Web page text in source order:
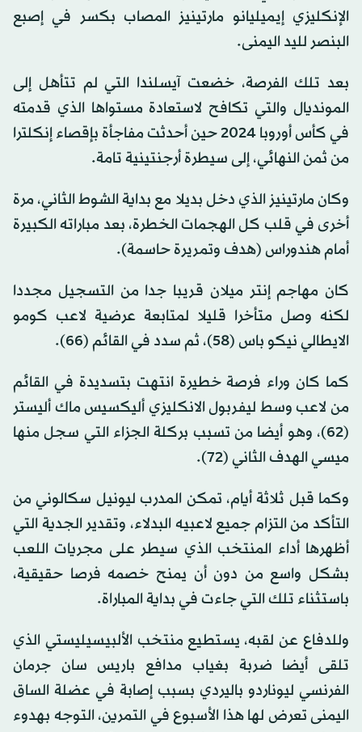
الإنكليزي إيميليانو مارتينيز المصاب بكسر في إصبع
البنصر لليد اليمنى.
بعد تلك الفرصة، خضعت آيسلندا التي لم تتأهل إلى
المونديال والتي تكافح لاستعادة مستواها الذي قدمته
في كأس أوروبا 2024 حين أحدثت مفاجأة بإقصاء إنكلترا
من ثمن النهائي، إلى سيطرة أرجنتينية تامة.
وكان مارتينيز الذي دخل بديلا مع بداية الشوط الثاني، مرة
أخرى في قلب كل الهجمات الخطرة، بعد مباراته الكبيرة
أمام هندوراس (هدف وتمريرة حاسمة).
كان مهاجم إنتر ميلان قريبا جدا من التسجيل مجددا
لكنه وصل متأخرا قليلا لمتابعة عرضية لاعب كومو
الايطالي نيكو باس (58)، ثم سدد في القائم (66).
كما كان وراء فرصة خطيرة انتهت بتسديدة في القائم
من لاعب وسط ليفربول الانكليزي أليكسيس ماك أليستر
(62)، وهو أيضا من تسبب بركلة الجزاء التي سجل منها
ميسي الهدف الثاني (72).
وكما قبل ثلاثة أيام، تمكن المدرب ليونيل سكالوني من
التأكد من التزام جميع لاعبيه البدلاء، وتقدير الجدية التي
أظهرها أداء المنتخب الذي سيطر على مجريات اللعب
بشكل واسع من دون أن يمنح خصمه فرصا حقيقية،
باستثناء تلك التي جاءت في بداية المباراة.
وللدفاع عن لقبه، يستطيع منتخب الألبيسيليستي الذي
تلقى أيضا ضربة بغياب مدافع باريس سان جرمان
الفرنسي ليوناردو باليردي بسبب إصابة في عضلة الساق
اليمنى تعرض لها هذا الأسبوع في التمرين، التوجه بهدوء